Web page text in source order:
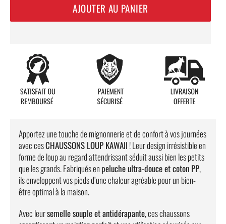
AJOUTER AU PANIER
Apportez une touche de mignonnerie et de confort à vos journées
avec cesCHAUSSONS LOUP KAWAII ! Leur design irrésistible en
forme de loup au regard attendrissant séduit aussi bien les petits
que les grands. Fabriqués en peluche ultra-douce et coton PP,
ils enveloppent vos pieds d’une chaleur agréable pour un bien-
être optimal à la maison.
Avec leursemelle souple et antidérapante, ces chaussons